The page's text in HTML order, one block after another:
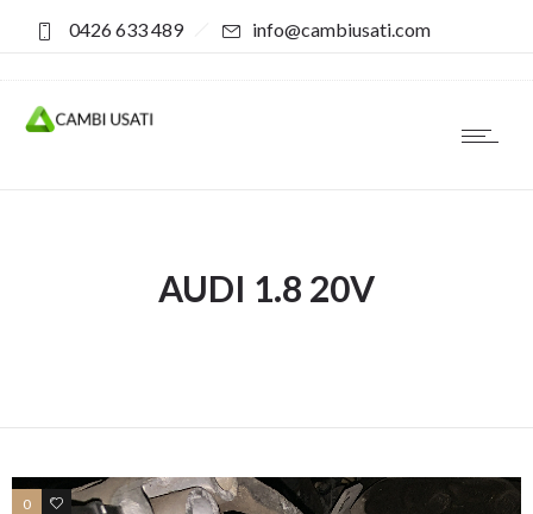
0426 633 489 info@cambiusati.com
AUDI 1.8 20V
0 0